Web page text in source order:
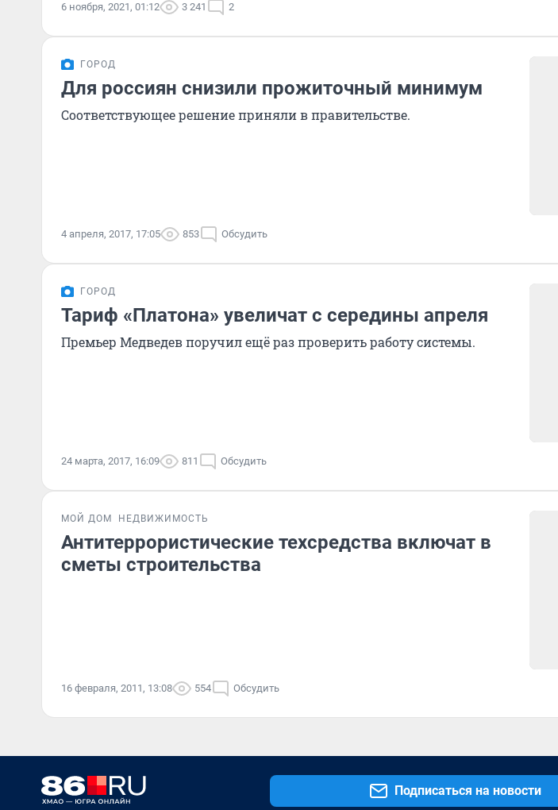
6 ноября, 2021, 01:12 3 241 2
ГОРОД
Для россиян снизили прожиточный минимум
Соответствующее решение приняли в правительстве.
4 апреля, 2017, 17:05 853 Обсудить
ГОРОД
Тариф «Платона» увеличат с середины апреля
Премьер Медведев поручил ещё раз проверить работу системы.
24 марта, 2017, 16:09 811 Обсудить
МОЙ ДОМ НЕДВИЖИМОСТЬ
Антитеррористические техсредства включат в
сметы строительства
16 февраля, 2011, 13:08 554 Обсудить
Подписаться на новости